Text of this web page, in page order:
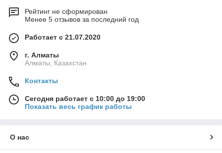
Рейтинг не сформирован
Менее 5 отзывов за последний год
Работает с 21.07.2020
г. Алматы
Алматы, Казахстан
Контакты
Сегодня работает с 10:00 до 19:00
Показать весь график работы
О нас